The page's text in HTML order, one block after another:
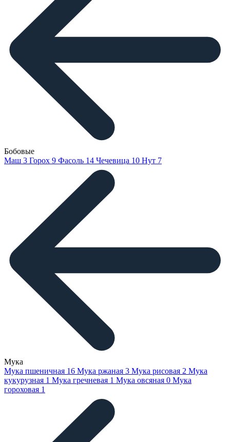
Бобовые
Маш 3 Горох 9 Фасоль 14 Чечевица 10 Нут 7
Мука
Мука пшеничная 16 Мука ржаная 3 Мука рисовая 2 Мука
кукурузная 1 Мука гречневая 1 Мука овсяная 0 Мука
гороховая 1